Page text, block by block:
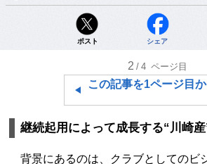
ポスト シェア
2 /4 ページ目
この記事を1ページ目
継続起用によって成長する“川崎
背景にあるのは、クラブとしてのビ